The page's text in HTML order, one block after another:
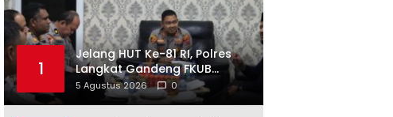
1
Jelang HUT Ke-81 RI, Polres
Langkat Gandeng FKUB
Perkuat Kerukunan dan
Kamtibmas
5 Agustus 2026 0